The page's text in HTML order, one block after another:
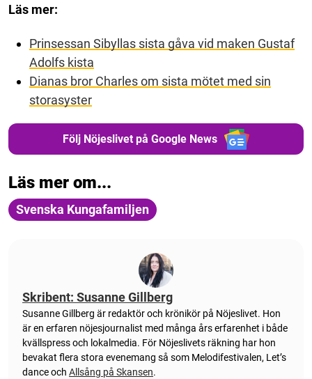
Läs mer:
Prinsessan Sibyllas sista gåva vid maken Gustaf
Adolfs kista
Dianas bror Charles om sista mötet med sin
storasyster
Följ Nöjeslivet på Google News
Läs mer om...
Svenska Kungafamiljen
Skribent: Susanne Gillberg
Susanne Gillberg är redaktör och krönikör på Nöjeslivet. Hon
är en erfaren nöjesjournalist med många års erfarenhet i både
kvällspress och lokalmedia. För Nöjeslivets räkning har hon
bevakat flera stora evenemang så som Melodifestivalen, Let’s
dance och Allsång på Skansen.